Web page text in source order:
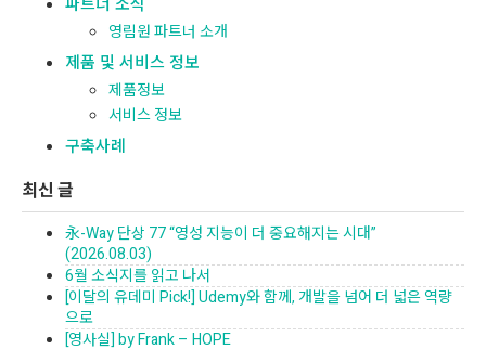
영림원 파트너 소개
제품 및 서비스 정보
제품정보
서비스 정보
구축사례
최신 글
永-Way 단상 77 “영성 지능이 더 중요해지는 시대”
(2026.08.03)
6월 소식지를 읽고 나서
[이달의 유데미 Pick!] Udemy와 함께, 개발을 넘어 더 넓은 역량
으로
[영사실] by Frank – HOPE